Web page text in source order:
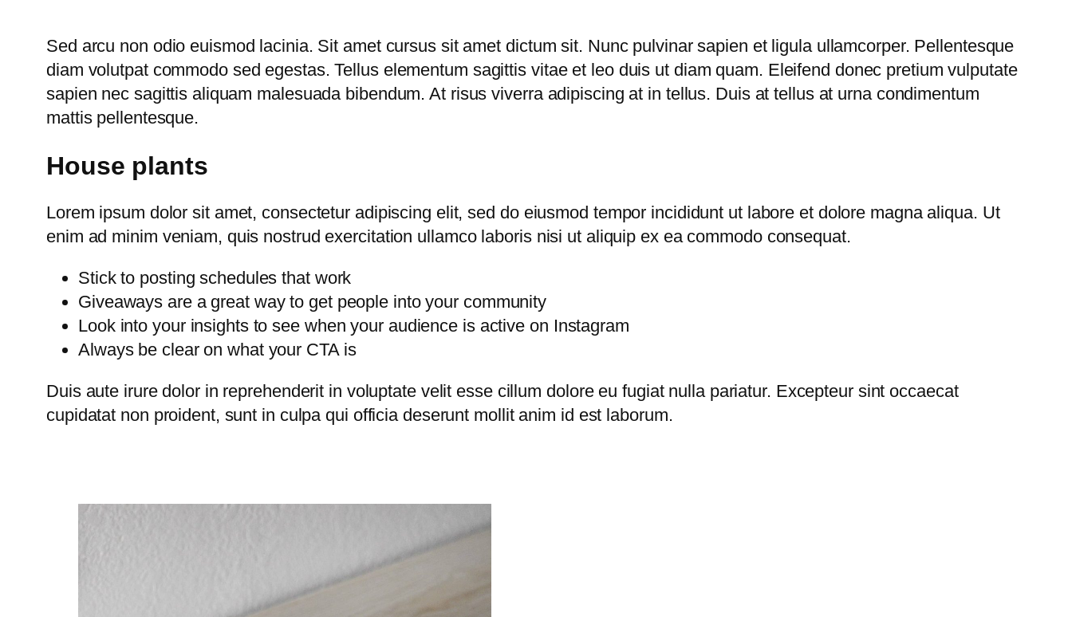
Sed arcu non odio euismod lacinia. Sit amet cursus sit amet dictum sit. Nunc pulvinar sapien et ligula ullamcorper. Pellentesque
diam volutpat commodo sed egestas. Tellus elementum sagittis vitae et leo duis ut diam quam. Eleifend donec pretium vulputate
sapien nec sagittis aliquam malesuada bibendum. At risus viverra adipiscing at in tellus. Duis at tellus at urna condimentum
mattis pellentesque.
House plants
Lorem ipsum dolor sit amet, consectetur adipiscing elit, sed do eiusmod tempor incididunt ut labore et dolore magna aliqua. Ut
enim ad minim veniam, quis nostrud exercitation ullamco laboris nisi ut aliquip ex ea commodo consequat.
Stick to posting schedules that work
Giveaways are a great way to get people into your community
Look into your insights to see when your audience is active on Instagram
Always be clear on what your CTA is
Duis aute irure dolor in reprehenderit in voluptate velit esse cillum dolore eu fugiat nulla pariatur. Excepteur sint occaecat
cupidatat non proident, sunt in culpa qui officia deserunt mollit anim id est laborum.